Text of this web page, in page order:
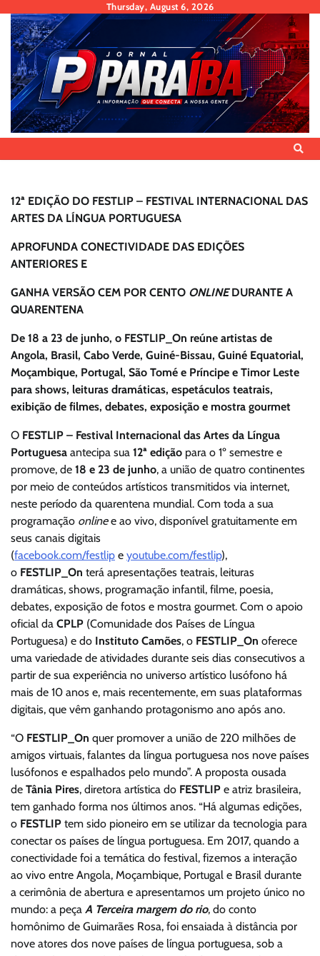
content
Thursday, August 6, 2026
12ª EDIÇÃO DO FESTLIP – FESTIVAL INTERNACIONAL DAS
ARTES DA LÍNGUA PORTUGUESA
APROFUNDA CONECTIVIDADE DAS EDIÇÕES
ANTERIORES E
GANHA VERSÃO CEM POR CENTO ONLINEDURANTE A
QUARENTENA
De 18 a 23 de junho, o FESTLIP_On reúne artistas de
Angola, Brasil, Cabo Verde, Guiné-Bissau, Guiné Equatorial,
Moçambique, Portugal, São Tomé e Príncipe e Timor Leste
para shows, leituras dramáticas, espetáculos teatrais,
exibição de filmes, debates, exposição e mostra gourmet
O FESTLIP – Festival Internacional das Artes da Língua
Portuguesa antecipa sua 12ª edição para o 1º semestre e
promove, de 18 e 23 de junho, a união de quatro continentes
por meio de conteúdos artísticos transmitidos via internet,
neste período da quarentena mundial. Com toda a sua
programação onlinee ao vivo, disponível gratuitamente em
seus canais digitais
(facebook.com/festlip e youtube.com/festlip),
o FESTLIP_On terá apresentações teatrais, leituras
dramáticas, shows, programação infantil, filme, poesia,
debates, exposição de fotos e mostra gourmet. Com o apoio
oficial da CPLP (Comunidade dos Países de Língua
Portuguesa) e do Instituto Camões, o FESTLIP_On oferece
uma variedade de atividades durante seis dias consecutivos a
partir de sua experiência no universo artístico lusófono há
mais de 10 anos e, mais recentemente, em suas plataformas
digitais, que vêm ganhando protagonismo ano após ano.
“O FESTLIP_On quer promover a união de 220 milhões de
amigos virtuais, falantes da língua portuguesa nos nove países
lusófonos e espalhados pelo mundo”. A proposta ousada
de Tânia Pires, diretora artística do FESTLIP e atriz brasileira,
tem ganhado forma nos últimos anos. “Há algumas edições,
o FESTLIP tem sido pioneiro em se utilizar da tecnologia para
conectar os países de língua portuguesa. Em 2017, quando a
conectividade foi a temática do festival, fizemos a interação
ao vivo entre Angola, Moçambique, Portugal e Brasil durante
a cerimônia de abertura e apresentamos um projeto único no
mundo: a peça A Terceira margem do rio, do conto
homônimo de Guimarães Rosa, foi ensaiada à distância por
nove atores dos nove países de língua portuguesa, sob a